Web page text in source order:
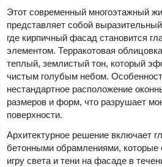
Этот современный многоэтажный
представляет собой
где кирпичный фасад становится
элементом. Терракотовая
теплый, землистый тон, который
чистым голубым небом.
нестандартное расположение
размеров и форм, что разрушает
поверхности.
Архитектурное решение включает
бетонными обрамлениями, которые
игру света и тени на фасаде в